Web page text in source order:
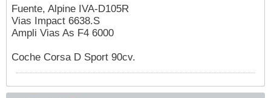
Fuente, Alpine IVA-D105R
Vias Impact 6638.S
Ampli Vias As F4 6000
Coche Corsa D Sport 90cv.